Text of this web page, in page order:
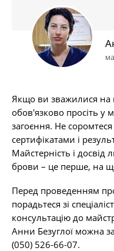
Якщо ви зважилися на
обов'язково просіть у
загоєння. Не
сертифікатами і
Майстерність і
брови – це перше, на
Перед проведенням
порадьтеся зі
консультацію до
Анни Безуглої можна
(050) 526-66-07.